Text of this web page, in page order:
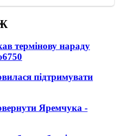
термінову нараду
6750
підтримувати
Яремчука -